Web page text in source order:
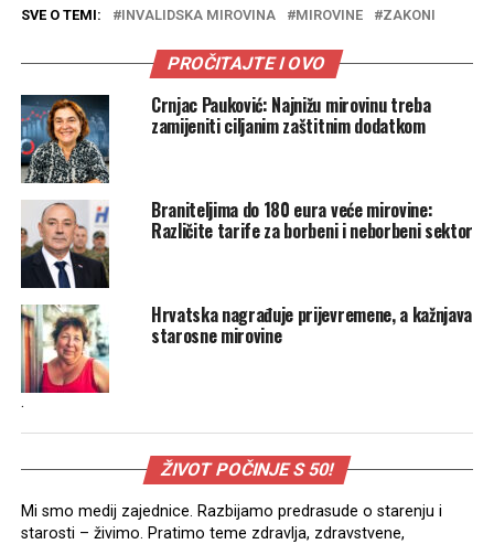
SVE O TEMI: INVALIDSKA MIROVINA MIROVINE ZAKONI
PROČITAJTE I OVO
Crnjac Pauković: Najnižu mirovinu treba
zamijeniti ciljanim zaštitnim dodatkom
Braniteljima do 180 eura veće mirovine:
Različite tarife za borbeni i neborbeni sektor
Hrvatska nagrađuje prijevremene, a kažnjava
starosne mirovine
.
ŽIVOT POČINJE S 50!
Mi smo medij zajednice. Razbijamo predrasude o starenju i
starosti – živimo. Pratimo teme zdravlja, zdravstvene,